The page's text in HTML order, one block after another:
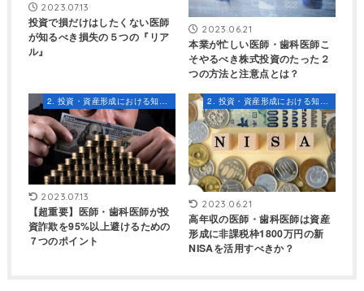
2023.07.13
投資で損だけはしたくない医師
が知るべき損失の５つの『リア
ル』
2023.06.21
本業が忙しい医師・歯科医師こ
そやるべき株式投資のたった２
つの方法と注意点とは？
2. 投資・資産形成における知識とスキル
2023.07.13
【超重要】医師・歯科医師が投
資詐欺を95%以上避けるための
７つのポイント
2. 投資・資産形成における知識とスキル
2023.06.21
高年収の医師・歯科医師は資産
形成に非課税枠1800万円の新
NISAを活用すべきか？